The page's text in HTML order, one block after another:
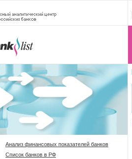
Анализ финансовых показателей банков
Список банков в РФ